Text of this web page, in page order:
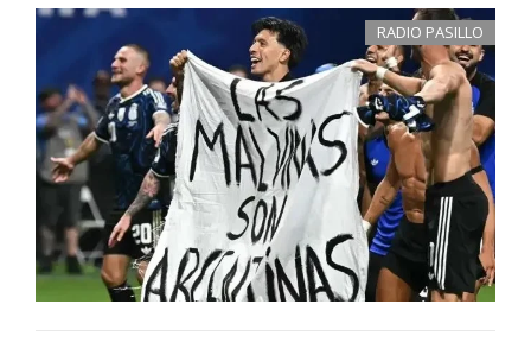
RADIO PASILLO